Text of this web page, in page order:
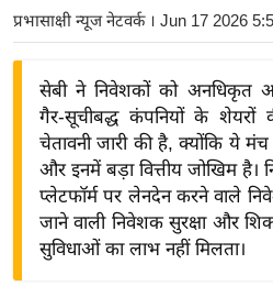
ज़
ने
द्यो
प्रभासाक्षी न्यूज नेटवर्क। Jun 17 2026
सेबी ने निवेशकों को अनधिकृत
गैर-सूचीबद्ध कंपनियों के शेयरों
चेतावनी जारी की है, क्योंकि ये
और इनमें बड़ा वित्तीय जोखिम है।
प्लेटफॉर्म पर लेनदेन करने वाले
जाने वाली निवेशक सुरक्षा और
सुविधाओं का लाभ नहीं मिलता।